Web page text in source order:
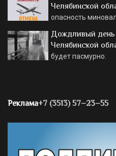
Челябинской
опасность
Дождливый день
Челябинской
будет пасмурно.
Реклама+7 (3513) 57–23–55